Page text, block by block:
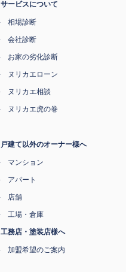
サービスについて
相場診断
会社診断
お家の劣化診断
ヌリカエローン
ヌリカエ相談
ヌリカエ虎の巻
戸建て以外のオーナー様へ
マンション
アパート
店舗
工場・倉庫
工務店・塗装店様へ
加盟希望のご案内